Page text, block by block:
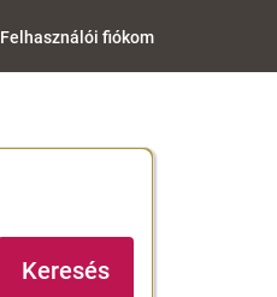
Felhasználói fiókom
Keresés